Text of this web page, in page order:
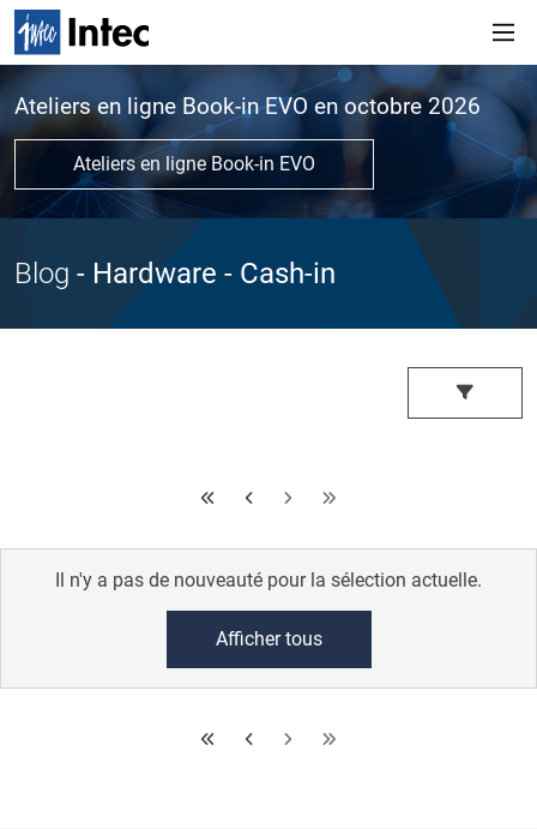
Ateliers en ligne Book-in EVO en octobre 2026
Ateliers en ligne Book-in EVO
Blog - Hardware - Cash-in
Il n'y a pas de nouveauté pour la sélection actuelle.
Afficher tous